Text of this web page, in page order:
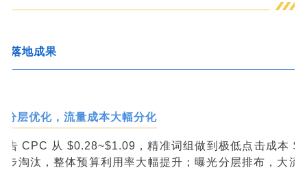
落地成果
分层优化，流量成本大幅分化
告 CPC 从 $0.28~$1.09，精准词组做到极低点击成本
步淘汰，整体预算利用率大幅提升；曝光分层排布，大流